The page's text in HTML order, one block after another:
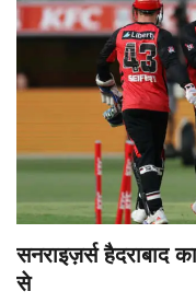
सनराइज़र्स हैदराबाद
से